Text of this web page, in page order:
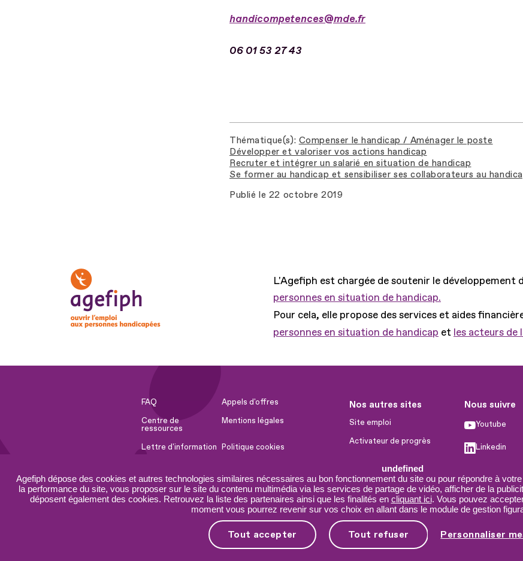
undefined
Agefiph dépose des cookies et autres technologies similaires nécessaires au bon fonctionnement du site ou pour répondre à
la performance du site, vous proposer sur le site du contenu multimédia via les services de partage de vidéo, afficher de la
déposent également des cookies. Retrouvez la liste des partenaires ainsi que les finalités en cliquant ici. Vous pouvez
moment vous pourrez revenir sur vos choix en allant dans le module de gestion
Tout accepter Tout refuser Personnaliser
handicompetences@mde.fr
06 01 53 27 43
Thématique(s) Compenser le handicap / Aménager le poste
Développer et valoriser vos actions handicap
Recruter et intégrer un salarié en situation de handicap
Se former au handicap et sensibiliser ses collaborateurs au
Publié le 22 octobre 2019
L'Agefiph est chargée de soutenir le développement
personnes en situation de handicap.
Pour cela, elle propose des services et aides
personnes en situation de handicap et les acteurs
FAQ
Appels d'offres
Centre de
ressources
Mentions légales
Lettre d'information Politique cookies
Accessibilité :
partiellement
conforme
Plan du site
Nos autres sites
Site emploi
Activateur de progrès
Innovation et recherche
Université du RRH
Service AppuiPro
Nous suivre
Youtube
Linkedin
X